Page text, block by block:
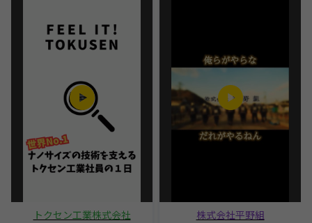
トクセン工業株式会社 株式会社平野組